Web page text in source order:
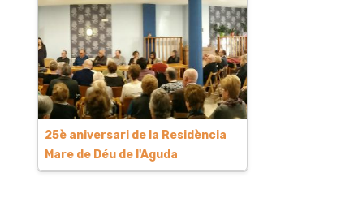
25è aniversari de la Residència
Mare de Déu de l'Aguda